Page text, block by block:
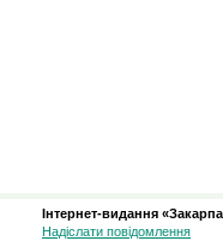
Інтернет-видання
Надіслати повідомлення